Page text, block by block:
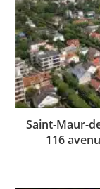
Saint-Maur-
116